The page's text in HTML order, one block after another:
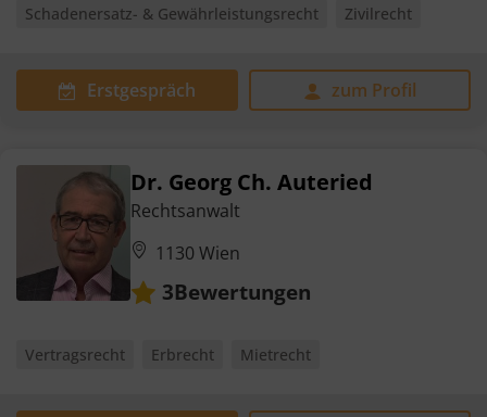
Schadenersatz- & Gewährleistungsrecht
Zivilrecht
Erstgespräch zum Profil
Dr. Georg Ch. Auteried
Rechtsanwalt
1130 Wien
3Bewertungen
Vertragsrecht Erbrecht Mietrecht